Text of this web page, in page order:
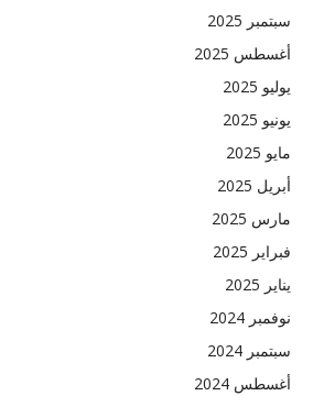
سبتمبر 2025
أغسطس 2025
يوليو 2025
يونيو 2025
مايو 2025
أبريل 2025
مارس 2025
فبراير 2025
يناير 2025
نوفمبر 2024
سبتمبر 2024
أغسطس 2024